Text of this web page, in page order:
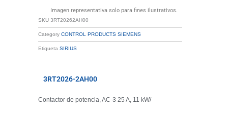
Imagen representativa solo para fines ilustrativos.
SKU 3RT20262AH00
Category CONTROL PRODUCTS SIEMENS
Etiqueta SIRIUS
3RT2026-2AH00
Contactor de potencia, AC-3 25 A, 11 kW/